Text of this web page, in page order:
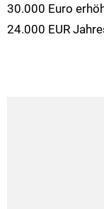
30.000 Euro
24.000 EUR